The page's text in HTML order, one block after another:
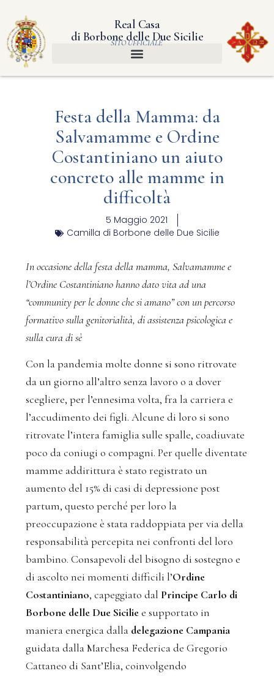
Real Casa
di Borbone delle Due Sicilie
SITO UFFICIALE
Festa della Mamma: da
Salvamamme e Ordine
Costantiniano un aiuto
concreto alle mamme in
difficoltà
5 Maggio 2021
Camilla di Borbone delle Due Sicilie
In occasione della festa della mamma, Salvamamme e
l’Ordine Costantiniano hanno dato vita ad una
“community per le donne che si amano” con un percorso
formativo sulla genitorialità, di assistenza psicologica e
sulla cura di sè
Con la pandemia molte donne si sono ritrovate
da un giorno all’altro senza lavoro o a dover
scegliere, per l’ennesima volta, fra la carriera e
l’accudimento dei figli. Alcune di loro si sono
ritrovate l’intera famiglia sulle spalle, coadiuvate
poco da coniugi o compagni. Per quelle diventate
mamme addirittura è stato registrato un
aumento del 15% di casi di depressione post
partum, questo perché per loro la
preoccupazione è stata raddoppiata per via della
responsabilità percepita nei confronti del loro
bambino. Consapevoli del bisogno di sostegno e
di ascolto nei momenti difficili l’Ordine
Costantiniano, capeggiato dal Principe Carlo di
Borbone delle Due Siciliee supportato in
maniera energica dalla delegazione Campania
guidata dalla Marchesa Federica de Gregorio
Cattaneo di Sant’Elia, coinvolgendo